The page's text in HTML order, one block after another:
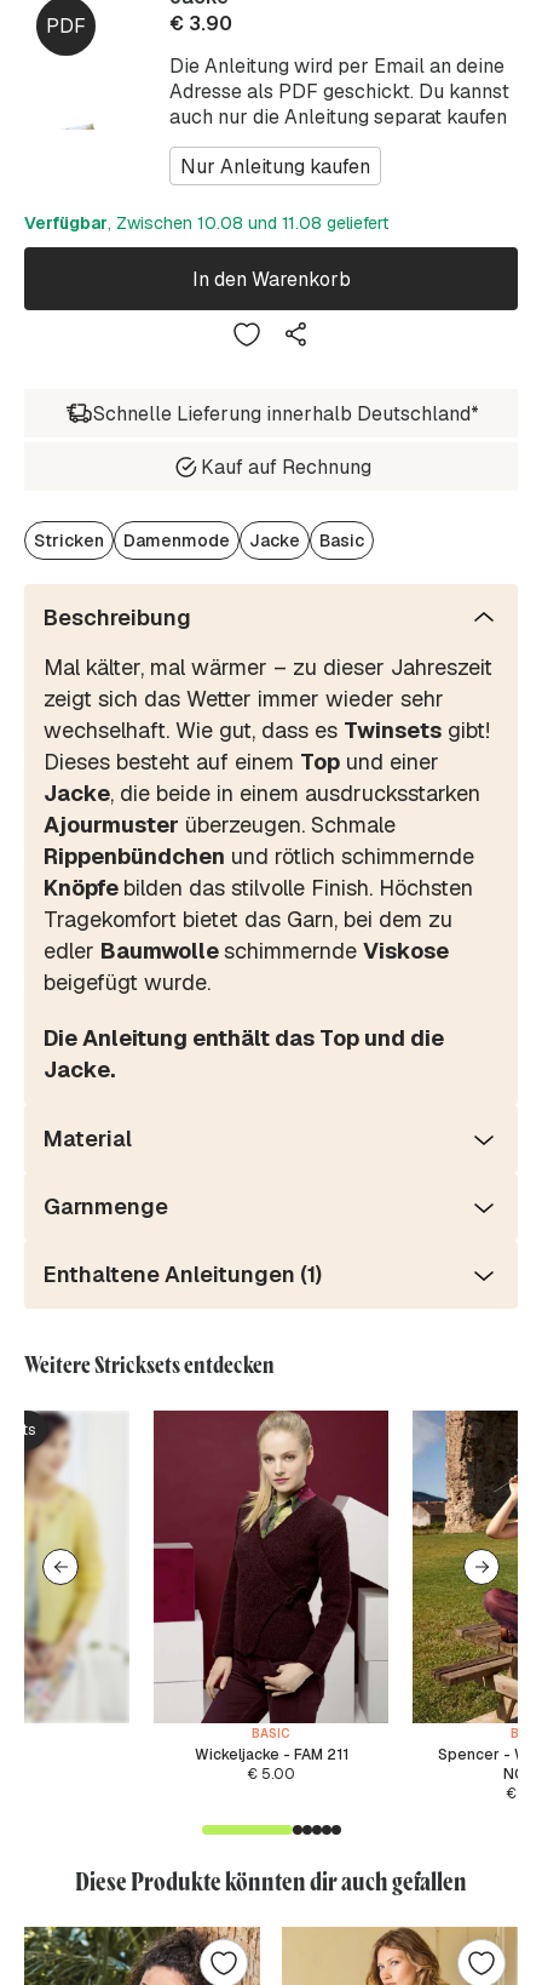
Die Anleitung wird per Email an deine
Adresse als PDF geschickt. Du kannst
auch nur die Anleitung separat kaufen
Nur Anleitung kaufen
€ 3.90
Verfügbar, Zwischen 10.08 und 11.08 geliefert
In den Warenkorb
Schnelle Lieferung innerhalb Deutschland*
Kauf auf Rechnung
Stricken Damenmode Jacke Basic
Beschreibung
Mal kälter, mal wärmer – zu dieser Jahreszeit
zeigt sich das Wetter immer wieder sehr
wechselhaft. Wie gut, dass es Twinsets gibt!
Dieses besteht auf einem Top und einer
Jacke, die beide in einem ausdrucksstarken
Ajourmuster überzeugen. Schmale
Rippenbündchen und rötlich schimmernde
Knöpfe bilden das stilvolle Finish. Höchsten
Tragekomfort bietet das Garn, bei dem zu
edler Baumwolleschimmernde Viskose
beigefügt wurde.
Die Anleitung enthält das Top und die
Jacke.
Material
Garnmenge
Enthaltene Anleitungen (1)
Weitere Stricksets entdecken
BASIC
Wickeljacke - FAM 211
€ 5.00
Spencer -
€
Diese Produkte könnten dir auch gefallen